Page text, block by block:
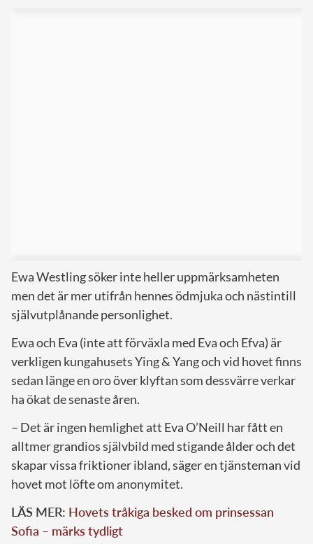
Ewa Westling söker inte heller uppmärksamheten
men det är mer utifrån hennes ödmjuka och nästintill
självutplånande personlighet.
Ewa och Eva (inte att förväxla med Eva och Efva) är
verkligen kungahusets Ying & Yang och vid hovet finns
sedan länge en oro över klyftan som dessvärre verkar
ha ökat de senaste åren.
– Det är ingen hemlighet att Eva O’Neill har fått en
alltmer grandios självbild med stigande ålder och det
skapar vissa friktioner ibland, säger en tjänsteman vid
hovet mot löfte om anonymitet.
LÄS MER: Hovets tråkiga besked om prinsessan
Sofia – märks tydligt